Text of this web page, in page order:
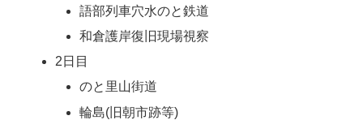
語部列車穴水のと鉄道
和倉護岸復旧現場視察
2日目
のと里山街道
輪島(旧朝市跡等)